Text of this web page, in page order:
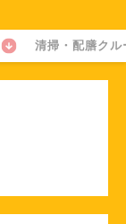
清掃・配膳クル